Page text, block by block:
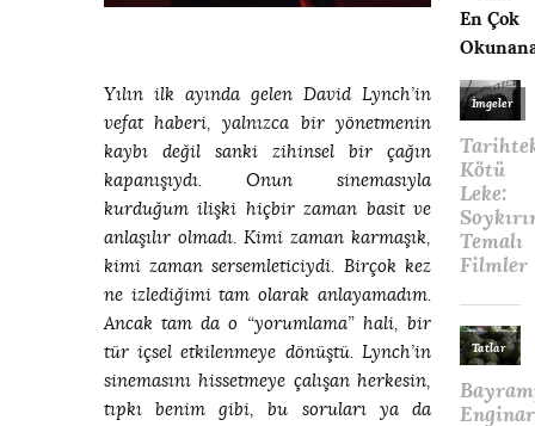
Yılın ilk ayında gelen David Lynch’in
vefat haberi, yalnızca bir yönetmenin
kaybı değil sanki zihinsel bir çağın
kapanışıydı. Onun sinemasıyla
kurduğum ilişki hiçbir zaman basit ve
anlaşılır olmadı. Kimi zaman karmaşık,
kimi zaman sersemleticiydi. Birçok kez
ne izlediğimi tam olarak anlayamadım.
Ancak tam da o “yorumlama” hali, bir
tür içsel etkilenmeye dönüştü. Lynch’in
sinemasını hissetmeye çalışan herkesin,
tıpkı benim gibi, bu soruları ya da
En Çok